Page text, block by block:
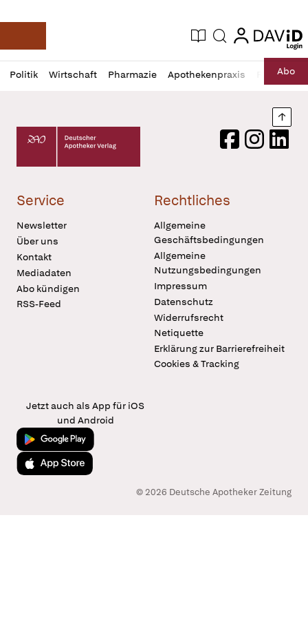
Deutsche Apotheker Zeitung
Aktuelle Ausgabe
Suche login
login
Politik Wirtschaft Pharmazie Apothekenpraxis RechtAbo
Profil
öffnen
Daz
Pur
Deutscher Apotheker Verlag Logo
FacebookInstagram
Service
Newsletter
Über uns
Kontakt
Mediadaten
Abo kündigen
RSS-Feed
Rechtliches
Allgemeine
Geschäftsbedingungen
Allgemeine
Nutzungsbedingungen
Impressum
Datenschutz
Widerrufsrecht
Netiquette
Erklärung zur Barrierefreiheit
Cookies & Tracking
Jetzt auch als App für iOS
und Android
Jetzt bei Google Play
Laden im App Store
© 2026 Deutsche Apotheker Zeitung